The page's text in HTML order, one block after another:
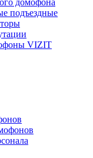
подъездные
VIZIT